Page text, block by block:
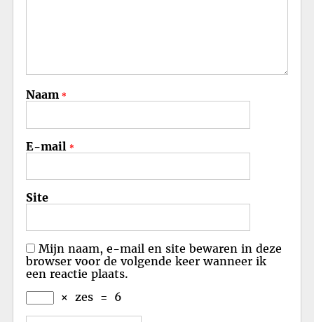
Naam *
E-mail *
Site
Mijn naam, e-mail en site bewaren in deze
browser voor de volgende keer wanneer ik
een reactie plaats.
× zes = 6